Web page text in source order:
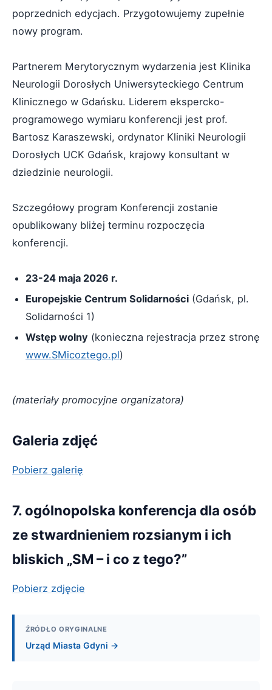
poprzednich edycjach. Przygotowujemy zupełnie
nowy program.
Partnerem Merytorycznym wydarzenia jest Klinika
Neurologii Dorosłych Uniwersyteckiego Centrum
Klinicznego w Gdańsku. Liderem ekspercko-
programowego wymiaru konferencji jest prof.
Bartosz Karaszewski, ordynator Kliniki Neurologii
Dorosłych UCK Gdańsk, krajowy konsultant w
dziedzinie neurologii.
Szczegółowy program Konferencji zostanie
opublikowany bliżej terminu rozpoczęcia
konferencji.
23-24 maja 2026 r.
Europejskie Centrum Solidarności (Gdańsk, pl.
Solidarności 1)
Wstęp wolny (konieczna rejestracja przez stronę
www.SMicoztego.pl)
(materiały promocyjne organizatora)
Galeria zdjęć
Pobierz galerię
7. ogólnopolska konferencja dla osób
ze stwardnieniem rozsianym i ich
bliskich „SM – i co z tego?”
Pobierz zdjęcie
ŹRÓDŁO ORYGINALNE
Urząd Miasta Gdyni →